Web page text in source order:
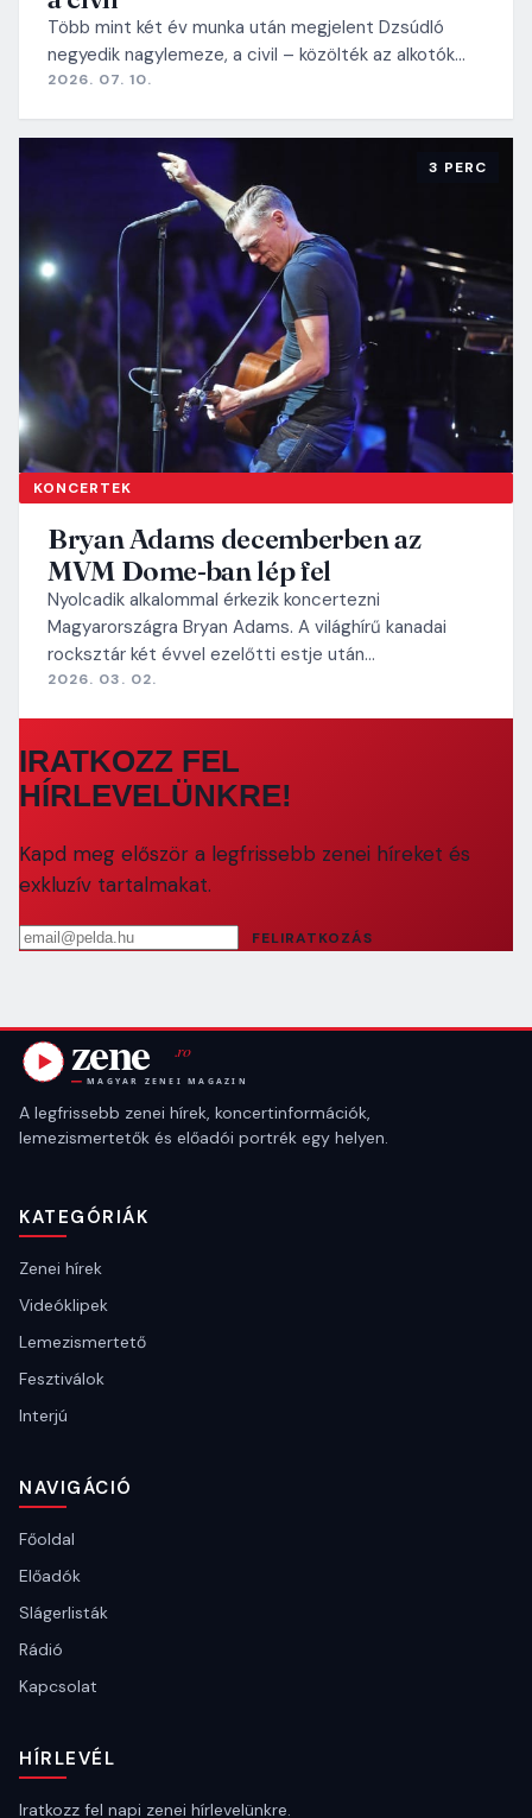
Több mint két év munka után megjelent Dzsúdló
negyedik nagylemeze, a civil – közölték az alkotók…
2026. 07. 10.
KONCERTEK
3 PERC
Bryan Adams decemberben az
MVM Dome-ban lép fel
Nyolcadik alkalommal érkezik koncertezni
Magyarországra Bryan Adams. A világhírű kanadai
rocksztár két évvel ezelőtti estje után…
2026. 03. 02.
IRATKOZZ FEL
HÍRLEVELÜNKRE!
Kapd meg először a legfrissebb zenei híreket és
exkluzív tartalmakat.
Email cím
FELIRATKOZÁS
A legfrissebb zenei hírek, koncertinformációk,
lemezismertetők és előadói portrék egy helyen.
KATEGÓRIÁK
Zenei hírek
Videóklipek
Lemezismertető
Fesztiválok
Interjú
NAVIGÁCIÓ
Főoldal
Előadók
Slágerlisták
Rádió
Kapcsolat
HÍRLEVÉL
Iratkozz fel napi zenei hírlevelünkre.